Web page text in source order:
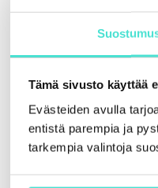
Tämä sivusto käyttää
Evästeiden avulla
entistä parempia ja
tarkempia valintoja
Verotuksessa